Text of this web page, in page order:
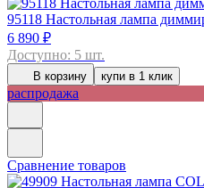
95118 Настольная лампа
6 890 ₽
Доступно: 5 шт.
В корзину купи в 1 клик
распродажа
Сравнение товаров